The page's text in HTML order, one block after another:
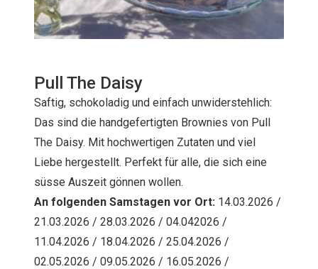
Pull The Daisy
Saftig, schokoladig und einfach unwiderstehlich:
Das sind die handgefertigten Brownies von Pull
The Daisy. Mit hochwertigen Zutaten und viel
Liebe hergestellt. Perfekt für alle, die sich eine
süsse Auszeit gönnen wollen.
An folgenden Samstagen vor Ort: 14.03.2026 /
21.03.2026 / 28.03.2026 / 04.042026 /
11.04.2026 / 18.04.2026 / 25.04.2026 /
02.05.2026 / 09.05.2026 / 16.05.2026 /